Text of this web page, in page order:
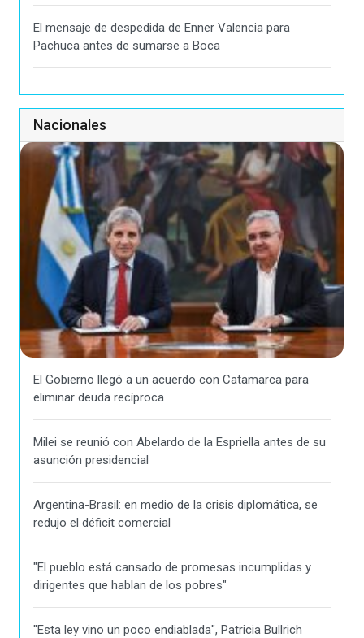
El mensaje de despedida de Enner Valencia para
Pachuca antes de sumarse a Boca
Nacionales
El Gobierno llegó a un acuerdo con Catamarca para
eliminar deuda recíproca
Milei se reunió con Abelardo de la Espriella antes de su
asunción presidencial
Argentina-Brasil: en medio de la crisis diplomática, se
redujo el déficit comercial
"El pueblo está cansado de promesas incumplidas y
dirigentes que hablan de los pobres"
"Esta ley vino un poco endiablada", Patricia Bullrich